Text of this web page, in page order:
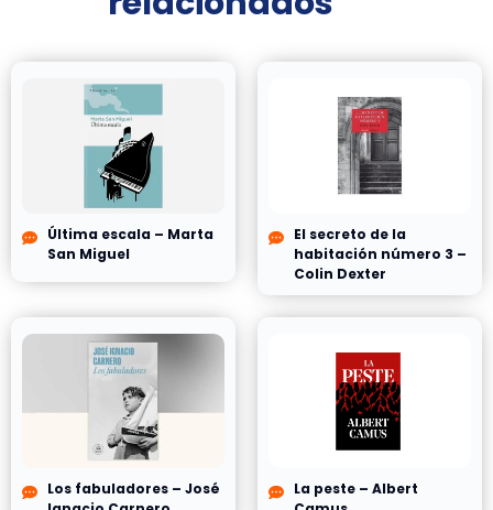
Última escala – Marta
San Miguel
El secreto de la
habitación número 3 –
Colin Dexter
Los fabuladores – José
La peste – Albert